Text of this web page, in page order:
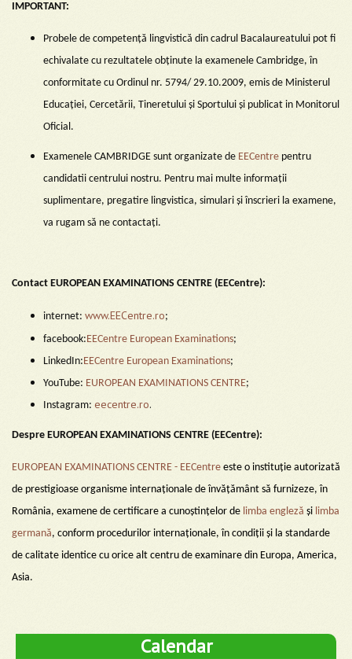
IMPORTANT:
Probele de competență lingvistică din cadrul Bacalaureatului pot fi
echivalate cu rezultatele obținute la examenele Cambridge, în
conformitate cu Ordinul nr. 5794/ 29.10.2009, emis de Ministerul
Educației, Cercetării, Tineretului și Sportului și publicat in Monitorul
Oficial.
Examenele CAMBRIDGE sunt organizate de EECentre pentru
candidatii centrului nostru. Pentru mai multe informații
suplimentare, pregatire lingvistica, simulari și înscrieri la examene,
va rugam să ne contactați.
Contact EUROPEAN EXAMINATIONS CENTRE (EECentre):
internet: www.EECentre.ro;
facebook:EECentre European Examinations;
LinkedIn:EECentre European Examinations;
YouTube: EUROPEAN EXAMINATIONS CENTRE;
Instagram: eecentre.ro.
Despre EUROPEAN EXAMINATIONS CENTRE (EECentre):
EUROPEAN EXAMINATIONS CENTRE - EECentre este o instituţie autorizată
de prestigioase organisme internaționale de învățământ să furnizeze, în
România, examene de certificare a cunoștințelor de limba engleză şi limba
germană, conform procedurilor internaționale, în condiții și la standarde
de calitate identice cu orice alt centru de examinare din Europa, America,
Asia.
Calendar